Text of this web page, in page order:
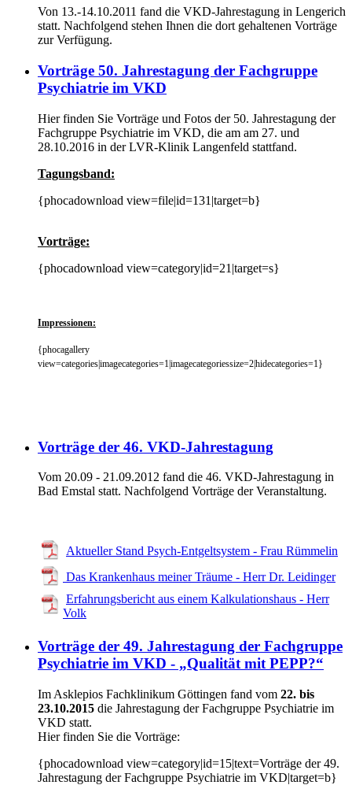
Von 13.-14.10.2011 fand die VKD-Jahrestagung in Lengerich
statt. Nachfolgend stehen Ihnen die dort gehaltenen Vorträge
zur Verfügung.
Vorträge 50. Jahrestagung der Fachgruppe
Psychiatrie im VKD
Hier finden Sie Vorträge und Fotos der 50. Jahrestagung der
Fachgruppe Psychiatrie im VKD, die am am 27. und
28.10.2016 in der LVR-Klinik Langenfeld stattfand.
Tagungsband:
{phocadownload view=file|id=131|target=b}
Vorträge:
{phocadownload view=category|id=21|target=s}
Impressionen:
{phocagallery
view=categories|imagecategories=1|imagecategoriessize=2|hidecategories=1}
Vorträge der 46. VKD-Jahrestagung
Vom 20.09 - 21.09.2012 fand die 46. VKD-Jahrestagung in
Bad Emstal statt. Nachfolgend Vorträge der Veranstaltung.
Aktueller Stand Psych-Entgeltsystem - Frau Rümmelin
Das Krankenhaus meiner Träume - Herr Dr. Leidinger
Erfahrungsbericht aus einem Kalkulationshaus - Herr
Volk
Vorträge der 49. Jahrestagung der Fachgruppe
Psychiatrie im VKD - „Qualität mit PEPP?“
Im Asklepios Fachklinikum Göttingen fand vom 22. bis
23.10.2015 die Jahrestagung der Fachgruppe Psychiatrie im
VKD statt.
Hier finden Sie die Vorträge:
{phocadownload view=category|id=15|text=Vorträge der 49.
Jahrestagung der Fachgruppe Psychiatrie im VKD|target=b}